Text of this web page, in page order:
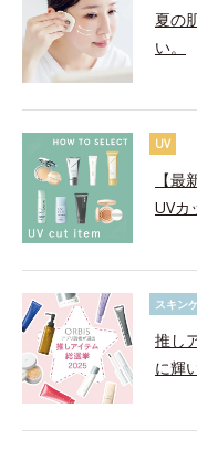
夏の
い。
UV
【
UVカ
スキン
推し
に輝